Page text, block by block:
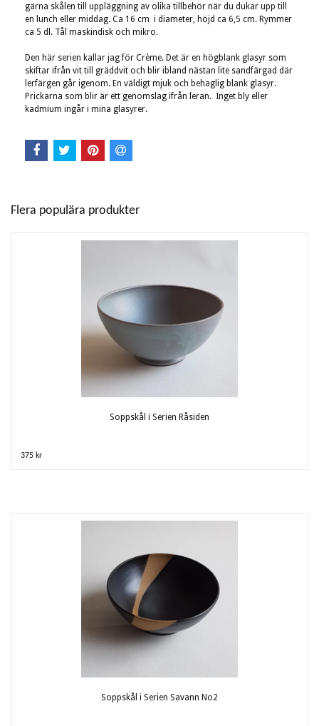
gärna skålen till uppläggning av olika tillbehör när du dukar upp till
en lunch eller middag. Ca 16 cm i diameter, höjd ca 6,5 cm. Rymmer
ca 5 dl. Tål maskindisk och mikro.
Den här serien kallar jag för Crème. Det är en högblank glasyr som
skiftar ifrån vit till gräddvit och blir ibland nästan lite sandfärgad där
lerfärgen går igenom. En väldigt mjuk och behaglig blank glasyr.
Prickarna som blir är ett genomslag ifrån leran. Inget bly eller
kadmium ingår i mina glasyrer.
Flera populära produkter
Soppskål i Serien Råsiden
375 kr
Soppskål i Serien Savann No2